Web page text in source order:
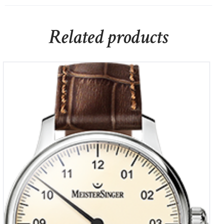
Related products
Meistersinger NO 3
€ 1,990